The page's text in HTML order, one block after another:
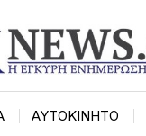
ΑΥΤΟΚΙΝΗΤΟ